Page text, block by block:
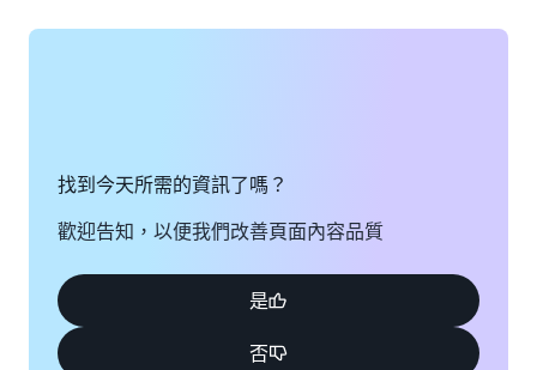
找到今天所需的資訊了嗎？
歡迎告知，以便我們改善頁面內容品質
是
否